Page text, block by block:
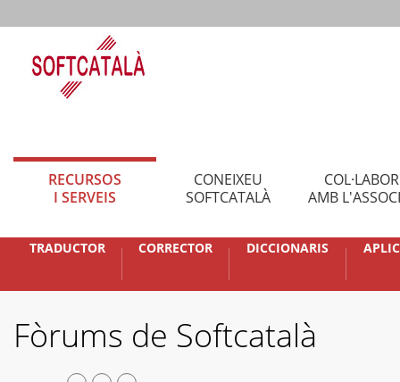
RECURSOS
I SERVEIS
CONEIXEU
SOFTCATALÀ
AMB
TRADUCTOR CORRECTOR DICCIONARIS
Fòrums de Softcatalà